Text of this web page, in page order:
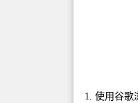
1. 使用谷歌